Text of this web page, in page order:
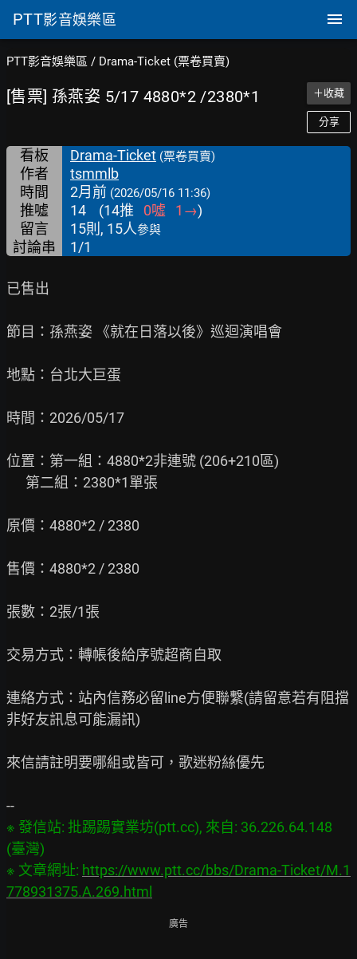
PTT影音娛樂區
PTT影音娛樂區 / Drama-Ticket (票卷買賣)
[售票] 孫燕姿 5/17 4880*2 /2380*1 ＋收藏
分享
看板 Drama-Ticket (票卷買賣)
作者
tsmmlb
時間
2月前 (2026/05/16 11:36)
推噓 14 (14推 0噓 1 →)
留言
15則, 15人參與
討論串 1/1
已售出
節目：孫燕姿 《就在日落以後》巡迴演唱會
地點：台北大巨蛋
時間：2026/05/17
位置：第一組：4880*2非連號 (206+210區)
原價：4880*2 / 2380
售價：4880*2 / 2380
張數：2張/1張
交易方式：轉帳後給序號超商自取
連絡方式：站內信務必留line方便聯繫(請留意若有阻擋
非好友訊息可能漏訊)
來信請註明要哪組或皆可，歌迷粉絲優先
※ 發信站: 批踢踢實業坊(ptt.cc), 來自: 36.226.64.148
(臺灣)
※ 文章網址: https://www.ptt.cc/bbs/Drama-Ticket/M.1
778931375.A.269.html
廣告